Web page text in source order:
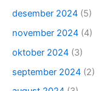
desember 2024 (5)
november 2024 (4)
oktober 2024 (3)
september 2024 (2)